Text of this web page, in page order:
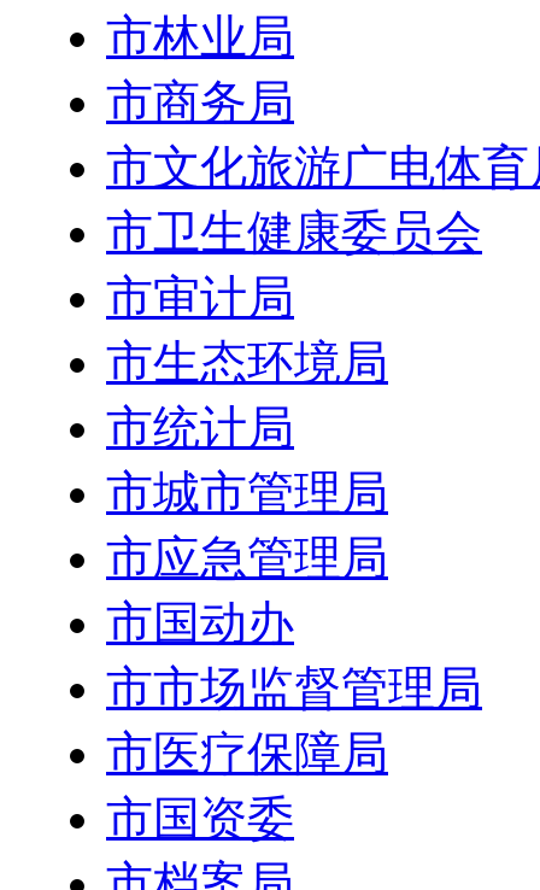
市林业局
市商务局
市文化旅游广电体育
市卫生健康委员会
市审计局
市生态环境局
市统计局
市城市管理局
市应急管理局
市国动办
市市场监督管理局
市医疗保障局
市国资委